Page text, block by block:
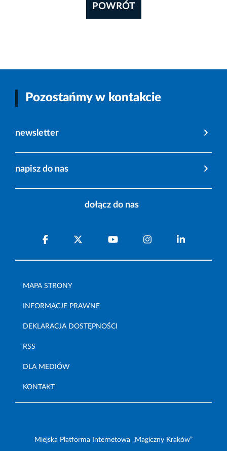
POWRÓT
Pozostańmy w kontakcie
newsletter
napisz do nas
dołącz do nas
MAPA STRONY
INFORMACJE PRAWNE
DEKLARACJA DOSTĘPNOŚCI
RSS
DLA MEDIÓW
KONTAKT
Miejska Platforma Internetowa „Magiczny Kraków”